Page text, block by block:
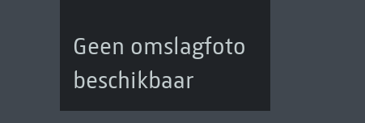
Geen omslagfoto
beschikbaar